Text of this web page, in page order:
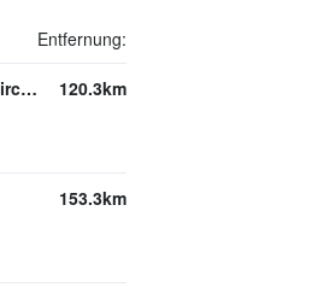
Entfernung:
WERKERS WELT Neuenkirchen 120.3km
153.3km